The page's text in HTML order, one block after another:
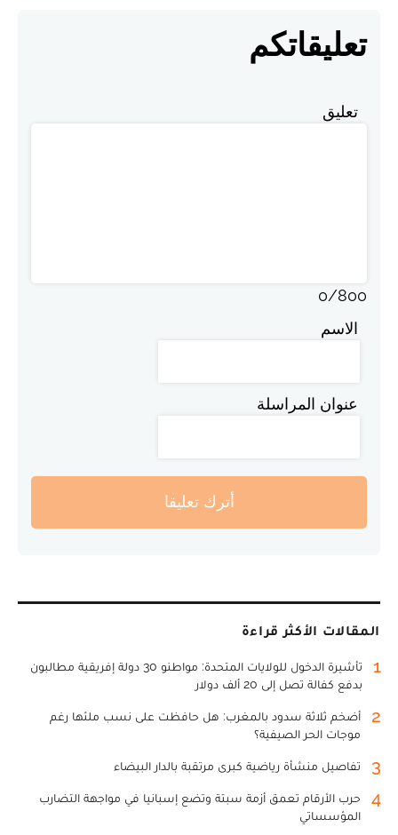
تعليقاتكم
تعليق
0/800
الاسم
عنوان المراسلة
أترك تعليقا
المقالات الأكثر قراءة
1
تأشيرة الدخول للولايات المتحدة: مواطنو 30 دولة إفريقية مطالبون
بدفع كفالة تصل إلى 20 ألف دولار
2
أضخم ثلاثة سدود بالمغرب: هل حافظت على نسب ملئها رغم
موجات الحر الصيفية؟
3 تفاصيل منشأة رياضية كبرى مرتقبة بالدار البيضاء
4
حرب الأرقام تعمق أزمة سبتة وتضع إسبانيا في مواجهة التضارب
المؤسساتي